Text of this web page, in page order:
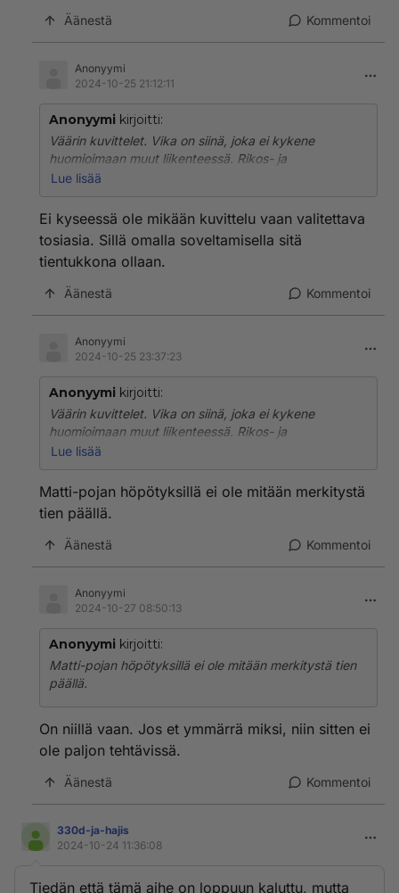
Äänestä Kommentoi
Anonyymi
2024-10-25 21:12:11
Anonyymi kirjoitti:
Väärin kuvittelet. Vika on siinä, joka ei kykene
huomioimaan muut liikenteessä. Rikos- ja
prosessioikeuden professori Matti Tolvanen on
käsittelevässä jutussa todennut esim. seuraavaa:
"- Jos liikenneolot sitä vaativat, kuljettaja on epävarma
tai hänellä on ajamista rajoittavia tekijöitä, hän saa ajaa
muita hitaammin eikä häntä voida siitä rankaista, rikos-
ja prosessioikeuden professori Matti Tolvanen selittää.
- Liian hitaasti ei kuitenkaan saa ajaa
kiusantekomielessä. Toimintaan pitää olla jokin
Muut pitää ottaa hitaammin ajavat huomioon omassa
tekemisessä.
Lue lisää
Ei kyseessä ole mikään kuvittelu vaan valitettava
tosiasia. Sillä omalla soveltamisella sitä
tientukkona ollaan.
Äänestä Kommentoi
Anonyymi
2024-10-25 23:37:23
Anonyymi kirjoitti:
Väärin kuvittelet. Vika on siinä, joka ei kykene
huomioimaan muut liikenteessä. Rikos- ja
prosessioikeuden professori Matti Tolvanen on
käsittelevässä jutussa todennut esim. seuraavaa:
"- Jos liikenneolot sitä vaativat, kuljettaja on epävarma
tai hänellä on ajamista rajoittavia tekijöitä, hän saa ajaa
muita hitaammin eikä häntä voida siitä rankaista, rikos-
- Liian hitaasti ei kuitenkaan saa ajaa
perusteltu syy."
Muut pitää ottaa hitaammin ajavat huomioon omassa
Lue lisää
Matti-pojan höpötyksillä ei ole mitään merkitystä
tien päällä.
Äänestä Kommentoi
Anonyymi
2024-10-27 08:50:13
Anonyymi kirjoitti:
Matti-pojan höpötyksillä ei ole mitään merkitystä tien
päällä.
On niillä vaan. Jos et ymmärrä miksi, niin sitten ei
ole paljon tehtävissä.
Äänestä Kommentoi
330d-ja-hajis
2024-10-24 11:36:08
Tiedän että tämä aihe on loppuun kaluttu, mutta